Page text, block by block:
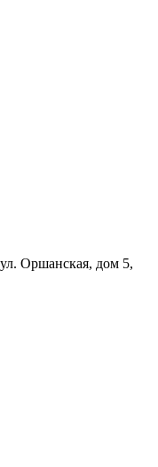
Оршанская, дом 5,